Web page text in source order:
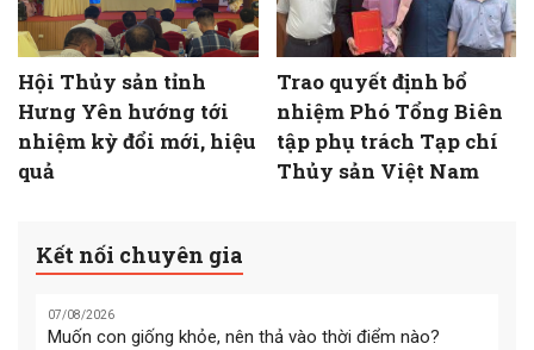
Hội Thủy sản tỉnh
Hưng Yên hướng tới
nhiệm kỳ đổi mới, hiệu
quả
Trao quyết định bổ
nhiệm Phó Tổng Biên
tập phụ trách Tạp chí
Thủy sản Việt Nam
Kết nối chuyên gia
07/08/2026
Muốn con giống khỏe, nên thả vào thời điểm nào?